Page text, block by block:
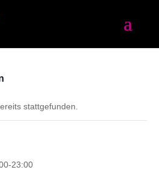
stattgefunden.
-23:00